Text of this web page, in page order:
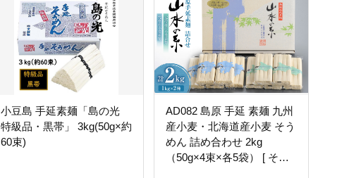
小豆島 手延素麺「島の光
特級品・黒帯」 3kg(50g×約
60束)
AD082 島原 手延 素麺 九州
産小麦・北海道産小麦 そう
めん 詰め合わせ 2kg
（50g×4束×各5袋） [ そう